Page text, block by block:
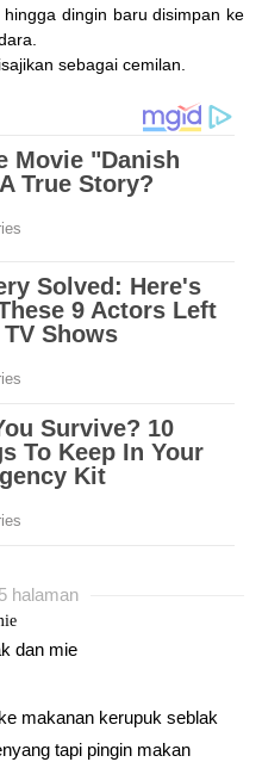
dingin baru disimpan ke
sebagai cemilan.
halaman
makanan kerupuk seblak
tapi pingin makan